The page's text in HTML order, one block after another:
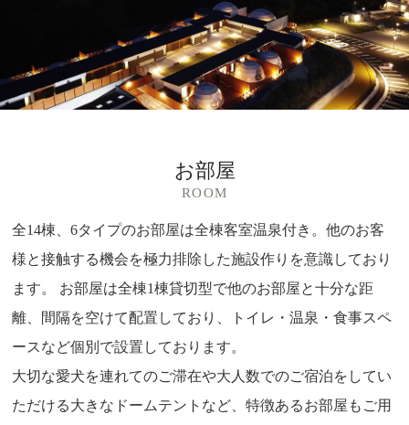
お部屋
ROOM
全14棟、6タイプのお部屋は全棟客室温泉付き。他のお客
様と接触する機会を極力排除した施設作りを意識しており
ます。 お部屋は全棟1棟貸切型で他のお部屋と十分な距
離、間隔を空けて配置しており、トイレ・温泉・食事スペ
ースなど個別で設置しております。
大切な愛犬を連れてのご滞在や大人数でのご宿泊をしてい
ただける大きなドームテントなど、特徴あるお部屋もご用